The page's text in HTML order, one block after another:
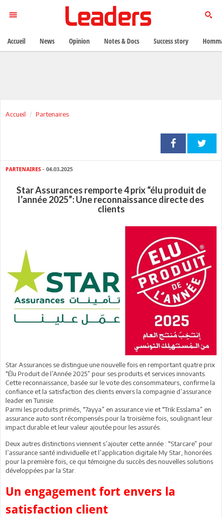
Accueil Partenaires
PARTENAIRES - 04.03.2025
Star Assurances remporte 4 prix “élu produit de
l’année 2025”: Une reconnaissance directe des
clients
Star Assurances se distingue une nouvelle fois en remportant quatre prix
“Élu Produit de l’Année 2025” pour ses produits et services innovants.
Cette reconnaissance, basée sur le vote des consommateurs, confirme la
confiance et la satisfaction des clients envers la compagnie d’assurance
leader en Tunisie.
Parmi les produits primés, “7ayya” en assurance vie et “Trik Esslama” en
assurance auto sont récompensés pour la troisième fois, soulignant leur
impact durable et leur valeur ajoutée pour les assurés.
Deux autres distinctions viennent s’ajouter cette année : “Starcare” pour
l’assurance santé individuelle et l’application digitale My Star, honorées
pour la première fois, ce qui témoigne du succès des nouvelles solutions
développées par la Star.
Un engagement fort envers la
satisfaction client
Accueil News Opinion Notes & Docs Success story